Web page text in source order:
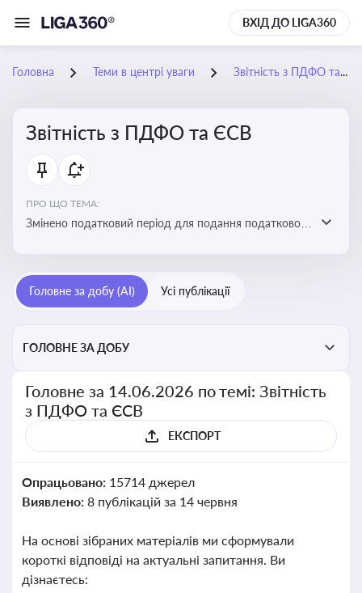
ВХІД ДО LIGA360
Головна Теми в центрі уваги Звітність з ПДФО та ЄСВ
Звітність з ПДФО та ЄСВ
ПРО ЩО ТЕМА:
Змінено податковий період для подання податкового
Головне за добу (AI) Усі публікації
ГОЛОВНЕ ЗА ДОБУ
Головне за 14.06.2026 по темі: Звітність
з ПДФО та ЄСВ
ЕКСПОРТ
Опрацьовано: 15714 джерел
Виявлено: 8 публікацій за 14 червня
На основі зібраних матеріалів ми сформували
короткі відповіді на актуальні запитання. Ви
дізнаєтесь: